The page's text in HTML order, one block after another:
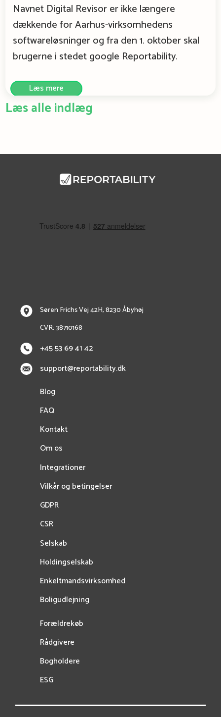
Navnet Digital Revisor er ikke længere
dækkende for Aarhus-virksomhedens
softwareløsninger og fra den 1. oktober skal
brugerne i stedet google Reportability.
Læs mere
Læs alle indlæg
Søren Frichs Vej 42H, 8230 Åbyhøj
CVR: 38710168
+45 53 69 41 42
support@reportability.dk
Blog
FAQ
Kontakt
Om os
Integrationer
Vilkår og betingelser
GDPR
CSR
Selskab
Holdingselskab
Enkeltmandsvirksomhed
Boligudlejning
Forældrekøb
Rådgivere
Bogholdere
ESG